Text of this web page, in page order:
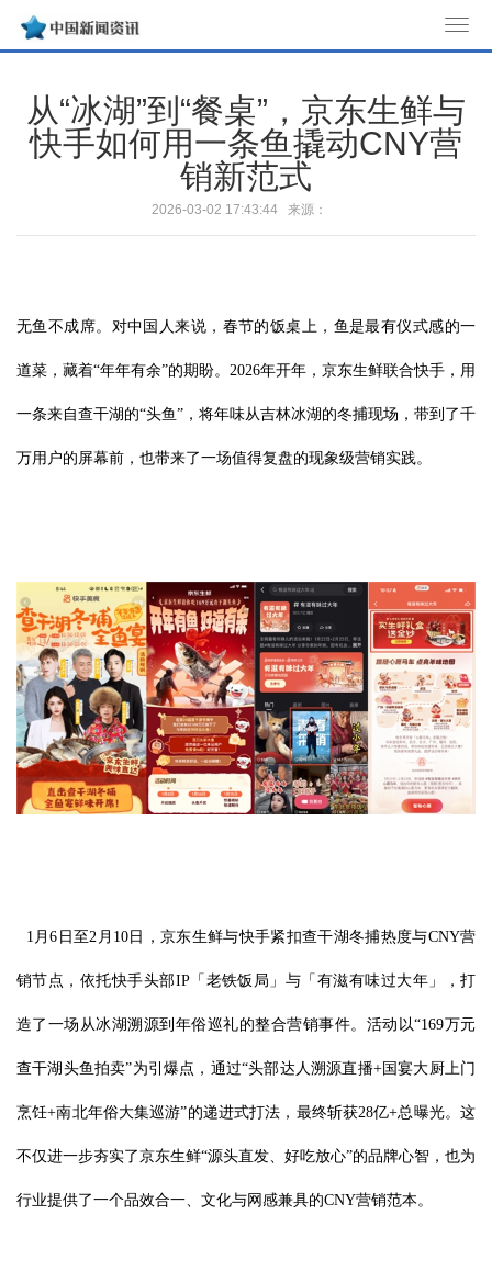
o
a
o
从“冰湖”到“餐桌”，京东生鲜与
快手如何用一条鱼撬动CNY营
销新范式
2026-03-02 17:43:44 来源：
无鱼不成席。对中国人来说，春节的饭桌上，鱼是最有仪式感的一
道菜，藏着“年年有余”的期盼。2026年开年，京东生鲜联合快手，用
一条来自查干湖的“头鱼”，将年味从吉林冰湖的冬捕现场，带到了千
万用户的屏幕前，也带来了一场值得复盘的现象级营销实践。
1月6日至2月10日，京东生鲜与快手紧扣查干湖冬捕热度与CNY营
销节点，依托快手头部IP「老铁饭局」与「有滋有味过大年」，打
造了一场从冰湖溯源到年俗巡礼的整合营销事件。活动以“169万元
查干湖头鱼拍卖”为引爆点，通过“头部达人溯源直播+国宴大厨上门
烹饪+南北年俗大集巡游”的递进式打法，最终斩获28亿+总曝光。这
不仅进一步夯实了京东生鲜“源头直发、好吃放心”的品牌心智，也为
行业提供了一个品效合一、文化与网感兼具的CNY营销范本。